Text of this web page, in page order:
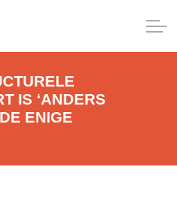
IS ‘ANDERS
ENIGE